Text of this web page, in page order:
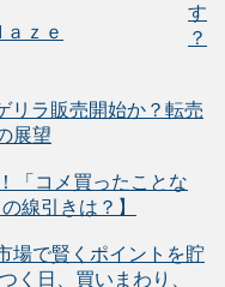
ｚｅ
す
？
リラ販売開始か？転売
展望
「コメ買ったことな
線引きは？】
場で賢くポイントを貯
く日、買いまわり、